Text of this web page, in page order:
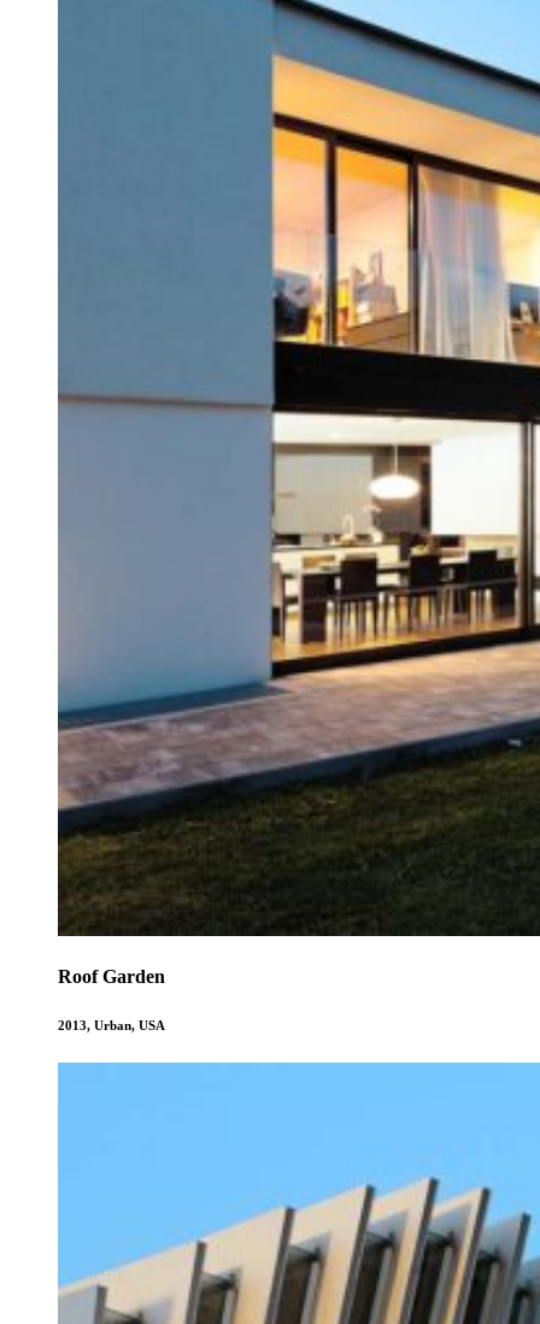
Roof Garden
2013, Urban, USA